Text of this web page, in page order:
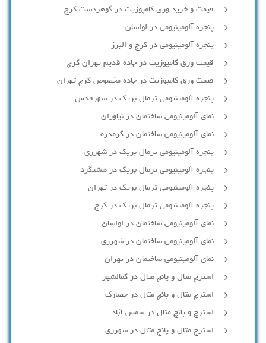
قیمت و خرید ورق کامپوزیت در گوهردشت کرج
پنجره آلومینیومی در لواسان
پنجره آلومینیومی در کرج و البرز
قیمت ورق کامپوزیت در جاده قدیم تهران کرج
قیمت ورق کامپوزیت در جاده مخصوص کرج تهران
پنجره آلومینیومی ترمال بریک در شهرقدس
نمای آلومینیومی ساختمان در نیاوران
نمای آلومینیومی ساختمان در گرمدره
پنجره آلومینیومی ترمال بریک در شهرری
پنجره آلومینیومی ترمال بریک در هشتگرد
پنجره آلومینیومی ترمال بریک در تهران
پنجره آلومینیومی ترمال بریک در کرج
نمای آلومینیومی ساختمان در لواسان
نمای آلومینیومی ساختمان در شهرری
نمای آلومینیومی ساختمان در تهران
استرچ متال و پانچ متال در کمالشهر
استرچ متال و پانچ متال در حصارك
استرچ و پانچ متال در شمس آباد
استرچ متال و پانچ متال در شهرری